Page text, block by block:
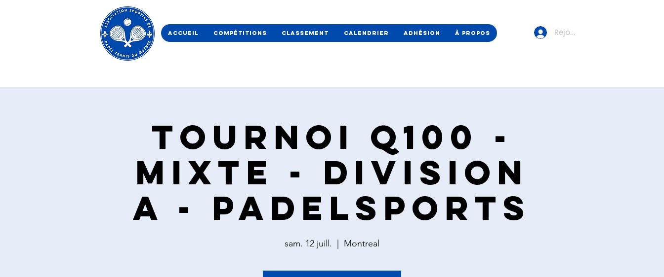
Accueil Compétitions Classement Calendrier Adhésion À propos Rejoindre/Se connecter
Tournoi Q100 -
Mixte - Division
A - PadelSports
sam. 12 juill. Montreal